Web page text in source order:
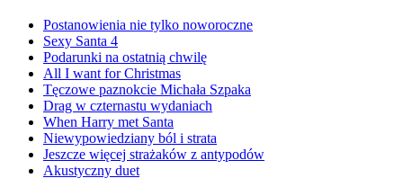
Postanowienia nie tylko noworoczne
Sexy Santa 4
Podarunki na ostatnią chwilę
All I want for Christmas
Tęczowe paznokcie Michała Szpaka
Drag w czternastu wydaniach
When Harry met Santa
Niewypowiedziany ból i strata
Jeszcze więcej strażaków z antypodów
Akustyczny duet